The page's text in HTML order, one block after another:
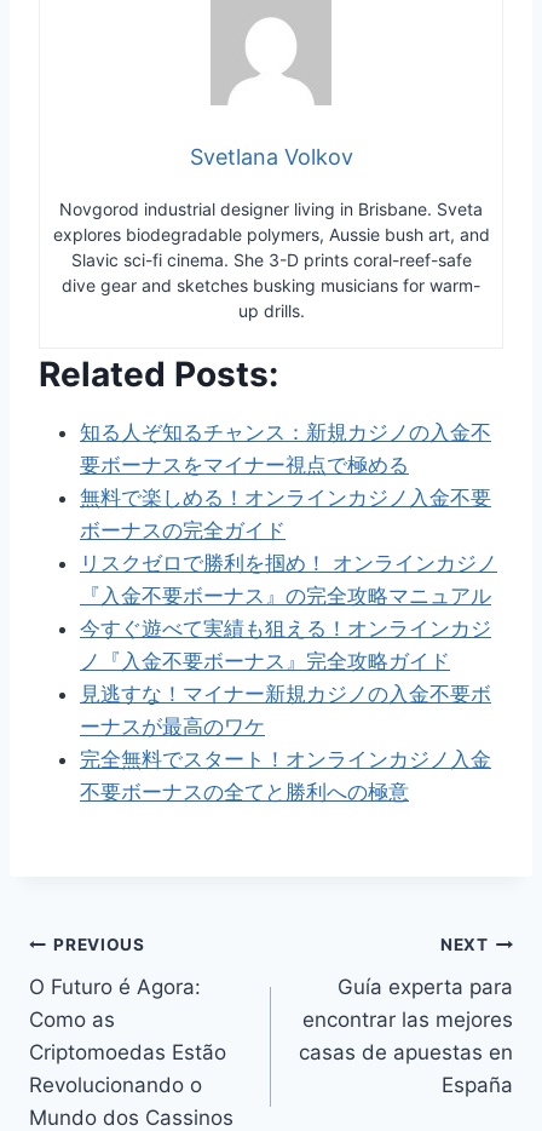
Svetlana Volkov
Novgorod industrial designer living in Brisbane. Sveta
explores biodegradable polymers, Aussie bush art, and
Slavic sci-fi cinema. She 3-D prints coral-reef-safe
dive gear and sketches busking musicians for warm-
up drills.
Related Posts:
知る人ぞ知るチャンス：新規カジノの入金不
要ボーナスをマイナー視点で極める
無料で楽しめる！オンラインカジノ入金不要
ボーナスの完全ガイド
リスクゼロで勝利を掴め！ オンラインカジノ
『入金不要ボーナス』の完全攻略マニュアル
今すぐ遊べて実績も狙える！オンラインカジ
ノ『入金不要ボーナス』完全攻略ガイド
見逃すな！マイナー新規カジノの入金不要ボ
ーナスが最高のワケ
完全無料でスタート！オンラインカジノ入金
不要ボーナスの全てと勝利への極意
Post
navigation
PREVIOUS
O Futuro é Agora:
Como as
Criptomoedas Estão
Revolucionando o
Mundo dos Cassinos
NEXT
Guía experta para
encontrar las mejores
casas de apuestas en
España